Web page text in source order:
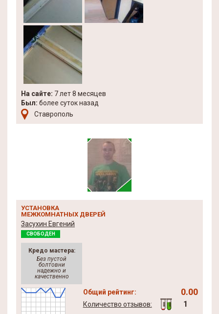
На сайте: 7 лет 8 месяцев
Был: более суток назад
Ставрополь
УСТАНОВКА
МЕЖКОМНАТНЫХ ДВЕРЕЙ
Засухин Евгений
СВОБОДЕН
Кредо мастера:
Без пустой
болтовни
надежно и
качественно
Общий рейтинг: 0.00
Количество отзывов:
1